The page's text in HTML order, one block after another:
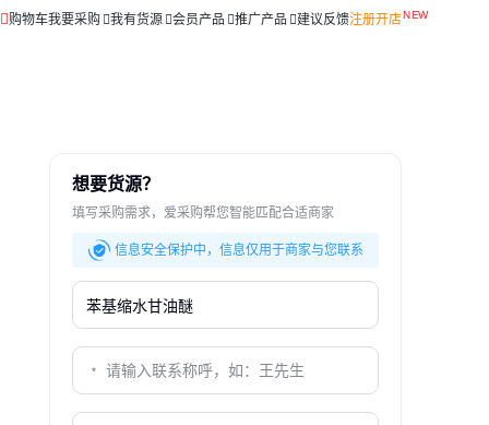
购物车我要采购 我有货源 会员产品 推广产品 建议反馈注册开店
想要货源？
填写采购需求，爱采购帮您智能匹配合适商家
信息安全保护中，信息仅用于商家与您联系